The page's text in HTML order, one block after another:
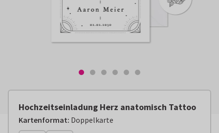
Hochzeitseinladung Herz anatomisch Tattoo
Kartenformat: Doppelkarte